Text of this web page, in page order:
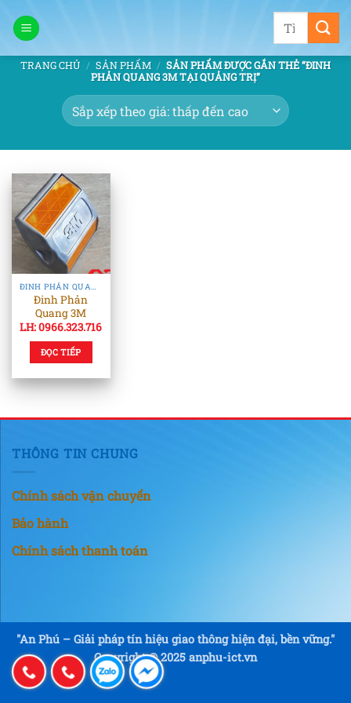
qua
dung
Tìm
TRANG CHỦ / SẢN PHẨM / SẢN PHẨM ĐƯỢC GẮN THẺ “ĐINH
PHẢN QUANG 3M TẠI QUẢNG TRỊ”
ĐINH PHẢN QUANG & TIÊU PHẢN QUANG
Đinh Phản
Quang 3M
LH: 0966.323.716
ĐỌC TIẾP
THÔNG TIN CHUNG
Chính sách vận chuyển
Bảo hành
Chính sách thanh toán
"An Phú – Giải pháp tín hiệu giao thông hiện đại, bền vững."
Copyright © 2025 anphu-ict.vn